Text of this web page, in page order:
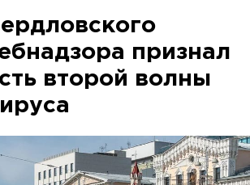
признал
второй волны